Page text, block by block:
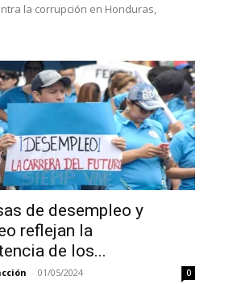
la corrupción en Honduras,
de desempleo y
reflejan la
de los...
- 01/05/2024 0